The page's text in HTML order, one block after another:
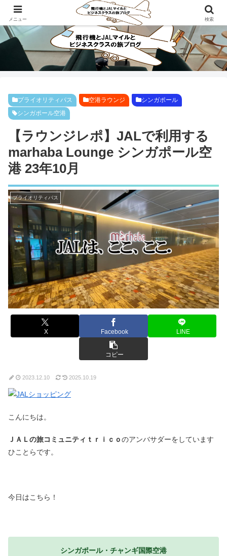
ビジネスクラスで旅にでよう！！
プライオリティパス 空港ラウンジ
シンガポール
シンガポール空港
【ラウンジレポ】JALで利用する
marhaba Lounge シンガポール空
港 23年10月
プライオリティパス
X Facebook LINE
コピー
2023.12.10 2025.10.19
こんにちは。
ＪＡＬの旅コミュニティｔｒｉｃｏのアンバサダーをしています
ひことらです。
今日はこちら！
シンガポール・チャンギ国際空港
メニュー 検索